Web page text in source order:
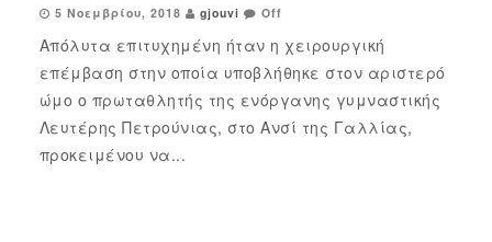
5 Νοεμβρίου, 2018 gjouvi Off
Απόλυτα επιτυχημένη ήταν η χειρουργική
επέμβαση στην οποία υποβλήθηκε στον αριστερό
ώμο ο πρωταθλητής της ενόργανης γυμναστικής
Λευτέρης Πετρούνιας, στο Ανσί της Γαλλίας,
προκειμένου να...